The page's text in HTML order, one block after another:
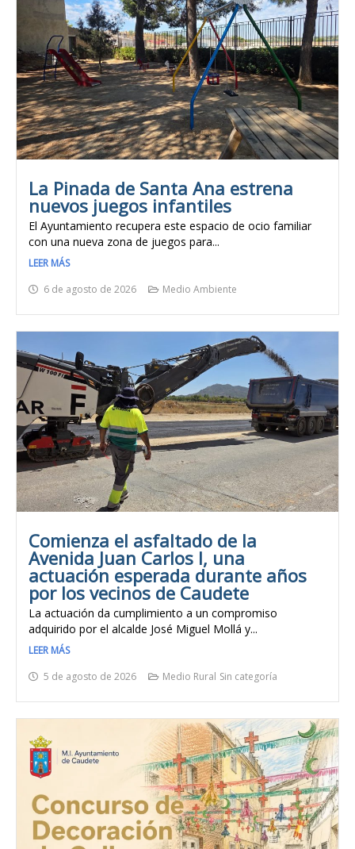
La Pinada de Santa Ana estrena
nuevos juegos infantiles
El Ayuntamiento recupera este espacio de ocio familiar
con una nueva zona de juegos para...
LEER MÁS
6 de agosto de 2026
Medio Ambiente
Comienza el asfaltado de la
Avenida Juan Carlos I, una
actuación esperada durante años
por los vecinos de Caudete
La actuación da cumplimiento a un compromiso
adquirido por el alcalde José Miguel Mollá y...
LEER MÁS
5 de agosto de 2026
Medio Rural Sin categoría